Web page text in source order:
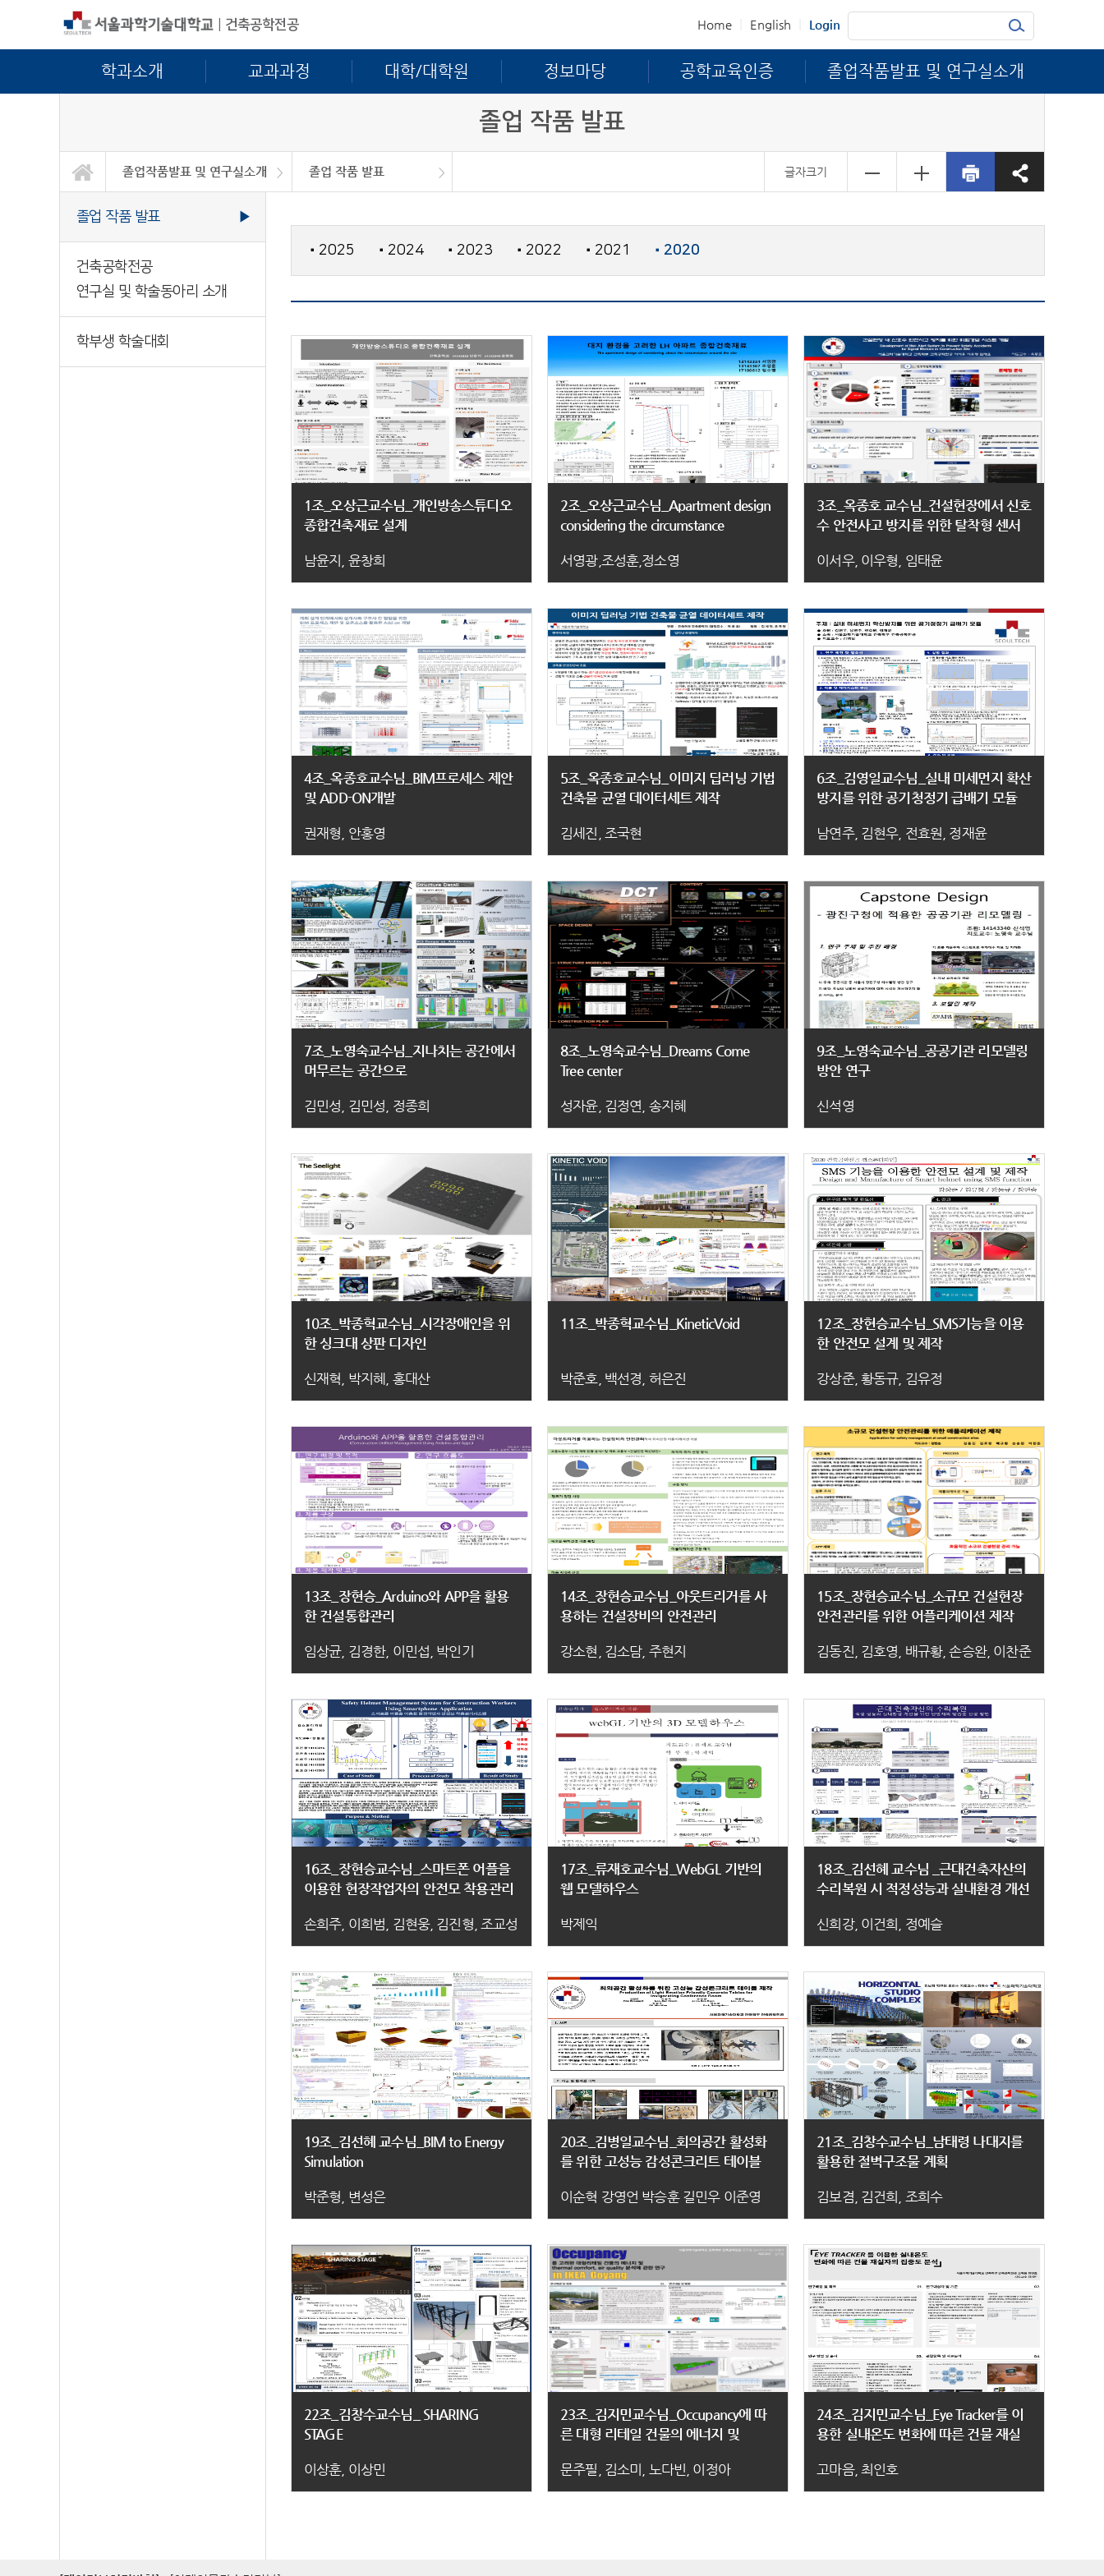
건축공학전공 Home English Login
학과소개 교과과정 대학/대학원 정보마당 공학교육인증 졸업작품발표 및 연구실소개
졸업 작품 발표
졸업작품발표 및 연구실소개
학과소개
교과과정
대학/대학원
정보마당
공학교육인증
졸업작품발표 및 연구실소개
졸업 작품 발표
졸업 작품 발표
건축공학전공연구실 및 학술동아리 소개
학부생 학술대회
글자크기
졸업 작품 발표 ▶
건축공학전공
연구실 및 학술동아리 소개
학부생 학술대회
■ 2025 ■ 2024 ■ 2023 ■ 2022 ■ 2021 ■ 2020
1조_오상근교수님_개인방송스튜디오
종합건축재료 설계
남윤지, 윤창희
2조_오상근교수님_Apartment design
considering the circumstance
서영광,조성훈,정소영
3조_옥종호 교수님_건설현장에서 신호
수 안전사고 방지를 위한 탈착형 센서
이서우, 이우형, 임태윤
4조_옥종호교수님_BIM프로세스 제안
및 ADD-ON개발
권재형, 안홍영
5조_옥종호교수님_이미지 딥러닝 기법
건축물 균열 데이터세트 제작
김세진, 조국현
6조_김영일교수님_실내 미세먼지 확산
방지를 위한 공기청정기 급배기 모듈
남연주, 김현우, 전효원, 정재윤
7조_노영숙교수님_지나치는 공간에서
머무르는 공간으로
김민성, 김민성, 정종희
8조_노영숙교수님_Dreams Come
Tree center
성자윤, 김정연, 송지혜
9조_노영숙교수님_공공기관 리모델링
방안 연구
신석영
10조_박종혁교수님_시각장애인을 위
한 싱크대 상판 디자인
신재혁, 박지혜, 홍대산
11조_박종혁교수님_KineticVoid
박준호, 백선경, 허은진
12조_장현승교수님_SMS기능을 이용
한 안전모 설계 및 제작
강상준, 황동규, 김유정
13조_장현승_Arduino와 APP을 활용
한 건설통합관리
임상균, 김경한, 이민섭, 박인기
14조_장현승교수님_아웃트리거를 사
용하는 건설장비의 안전관리
강소현, 김소담, 주현지
15조_장현승교수님_소규모 건설현장
안전관리를 위한 어플리케이션 제작
김동진, 김호영, 배규황, 손승완, 이찬준
16조_장현승교수님_스마트폰 어플을
이용한 현장작업자의 안전모 착용관리
손희주, 이희범, 김현웅, 김진형, 조교성
17조_류재호교수님_WebGL 기반의
웹 모델하우스
박제익
18조_김선혜 교수님 _근대건축자산의
수리복원 시 적정성능과 실내환경 개선
신희강, 이건희, 정예슬
19조_김선혜 교수님_BIM to Energy
Simulation
박준형, 변성은
20조_김병일교수님_회의공간 활성화
를 위한 고성능 감성콘크리트 테이블
이순혁 강영언 박승훈 길민우 이준영
21조_김창수교수님_남태령 나대지를
활용한 절벽구조물 계획
김보겸, 김건희, 조희수
22조_김창수교수님_ SHARING
STAGE
이상훈, 이상민
23조_김지민교수님_Occupancy에 따
른 대형 리테일 건물의 에너지 및
한 연구IKEA 고양점
문주필, 김소미, 노다빈, 이정아
24조_김지민교수님_Eye Tracker를 이
용한 실내온도 변화에 따른 건물 재실
고마음, 최인호